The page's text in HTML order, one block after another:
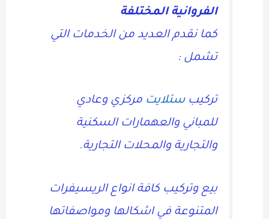
الفروانية المختلفة
كما نقدم العديد من الخدمات التي
تشمل :
تركيبستلايت مركزي وعادي
للمباني والعهمارات السكنية
والتجارية والمحلات التجارية.
بيع وتركيب كافة انواع الريسيفرات
المتنوعة في اشكالها ومواصفاتها